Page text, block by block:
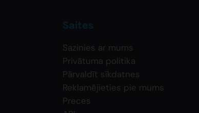
Saites
Sazinies ar mums
Privātuma politika
Pārvaldīt sīkdatnes
Reklamējieties pie mums
Preces